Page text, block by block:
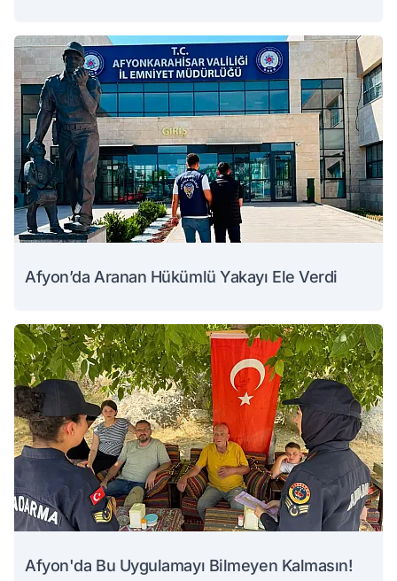
Afyon’da Aranan Hükümlü Yakayı Ele Verdi
Afyon'da Bu Uygulamayı Bilmeyen Kalmasın!